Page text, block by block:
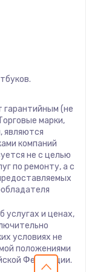
гарантийным (не
марки,
являются
компаний
не с целью
по ремонту, а с
услугах и ценах,
условиях не
положениями
Федерации.